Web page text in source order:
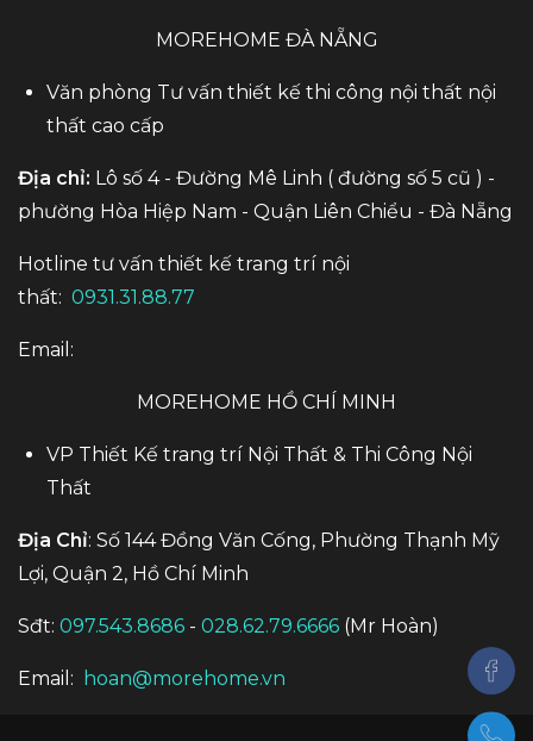
MOREHOME ĐÀ NẴNG
Văn phòng Tư vấn thiết kế thi công nội thất nội
thất cao cấp
Địa chỉ: Lô số 4 - Đường Mê Linh ( đường số 5 cũ ) -
phường Hòa Hiệp Nam - Quận Liên Chiểu - Đà Nẵng
Hotline tư vấn thiết kế trang trí nội
thất: 0931.31.88.77
Email:
MOREHOME HỒ CHÍ MINH
VP Thiết Kế trang trí Nội Thất & Thi Công Nội
Thất
Địa Chỉ: Số 144 Đồng Văn Cống, Phường Thạnh Mỹ
Lợi, Quận 2, Hồ Chí Minh
Sđt: 097.543.8686 - 028.62.79.6666 (Mr Hoàn)
Email: hoan@morehome.vn